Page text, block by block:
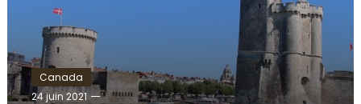
Canada
24 juin 2021
admin